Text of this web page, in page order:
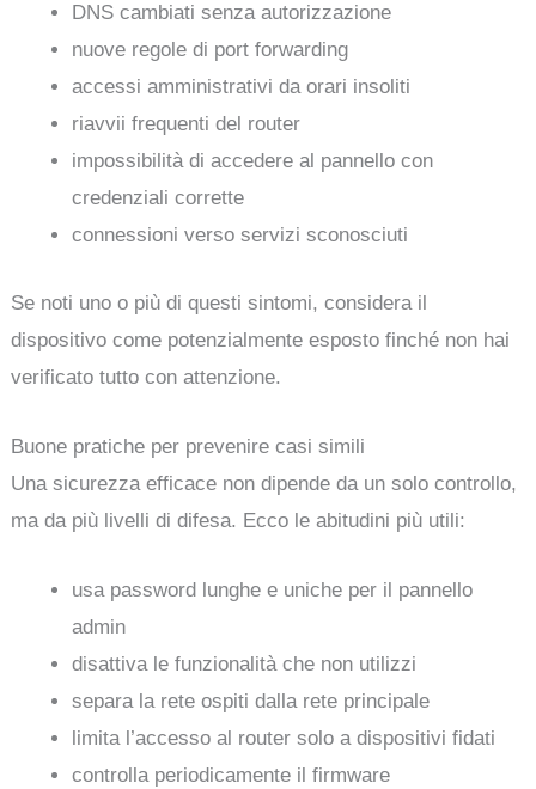
DNS cambiati senza autorizzazione
nuove regole di port forwarding
accessi amministrativi da orari insoliti
riavvii frequenti del router
impossibilità di accedere al pannello con
credenziali corrette
connessioni verso servizi sconosciuti
Se noti uno o più di questi sintomi, considera il
dispositivo come potenzialmente esposto finché non hai
verificato tutto con attenzione.
Buone pratiche per prevenire casi simili
Una sicurezza efficace non dipende da un solo controllo,
ma da più livelli di difesa. Ecco le abitudini più utili:
usa password lunghe e uniche per il pannello
admin
disattiva le funzionalità che non utilizzi
separa la rete ospiti dalla rete principale
limita l’accesso al router solo a dispositivi fidati
controlla periodicamente il firmware